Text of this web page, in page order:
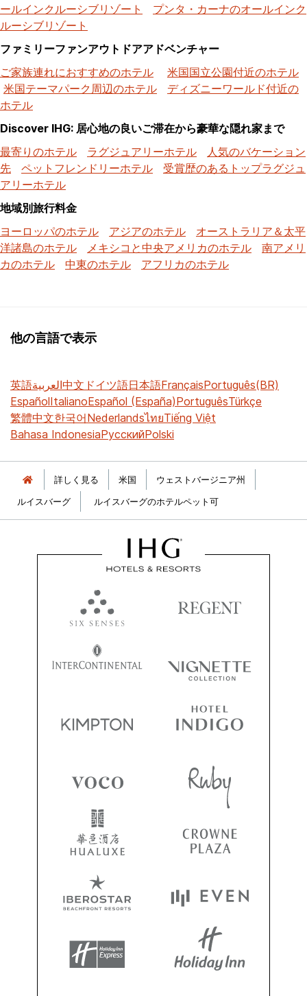
ールインクルーシブリゾート
プンタ・カーナのオールインク
ルーシブリゾート
ファミリーファンアウトドアアドベンチャー
ご家族連れにおすすめのホテル
米国国立公園付近のホテル
米国テーマパーク周辺のホテル
ディズニーワールド付近の
ホテル
Discover IHG: 居心地の良いご滞在から豪華な隠れ家まで
最寄りのホテル
ラグジュアリーホテル
人気のバケーション
先
ペットフレンドリーホテル
受賞歴のあるトップラグジュ
アリーホテル
地域別旅行料金
ヨーロッパのホテル
アジアのホテル
オーストラリア＆太平
洋諸島のホテル
メキシコと中央アメリカのホテル
南アメリ
カのホテル
中東のホテル アフリカのホテル
他の言語で表示
英語العربية中文 ドイツ語日本語FrançaisPortuguês(BR)
EspañolItalianoEspañol (España)PortuguêsTürkçe
繁體中文한국어NederlandsไทยTiếng Việt
Bahasa IndonesiaРусскийPolski
詳しく見る 米国
ウェストバージニア州
ルイスバーグ
ルイスバーグのホテルペット可